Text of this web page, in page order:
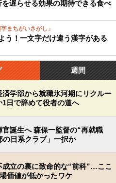
を遅らせる効果の期待できる食べ
まちがいさがし」
！一文字だけ違う漢字がある
週間
学部から就職氷河期にリクルー
1日で辞めて役者の道へ
誕生へ 森保一監督の“再就職
の日系クラブ」一択か
成立の裏に致命的な“前科”…ここ
価値が低かったワケ